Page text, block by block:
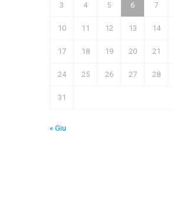
3 4 5 6 7
10 11 12 13 14
17 18 19 20 21
24 25 26 27 28
31
« Giu